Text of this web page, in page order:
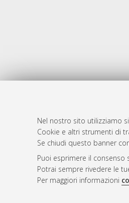
Nel nostro sito utilizziamo
Cookie e altri strumenti di
Se chiudi questo banner
Puoi esprimere il
Potrai sempre rivedere le
Per maggiori informazioni
Atom
Rss 1.0
Rss 2.0